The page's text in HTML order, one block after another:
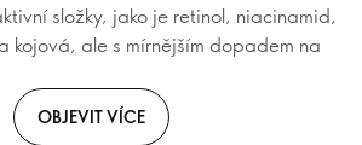
složky, jako je retinol, niacinamid,
kojová, ale s mírnějším dopadem na
OBJEVIT VÍCE